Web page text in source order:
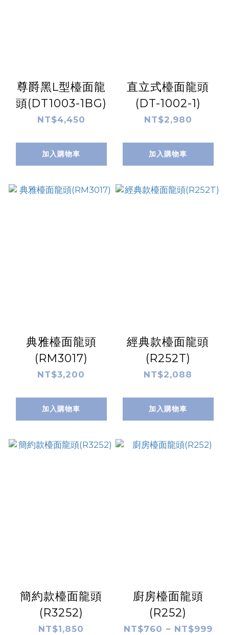
尊爵黑L型檯面龍
頭(DT1003-1BG)
NT$4,450
加入購物車
直立式檯面龍頭
(DT-1002-1)
NT$2,980
加入購物車
典雅檯面龍頭
(RM3017)
NT$3,200
加入購物車
經典款檯面龍頭
(R252T)
NT$2,088
加入購物車
簡約款檯面龍頭
(R3252)
NT$1,850
廚房檯面龍頭
(R252)
NT$760 ~ NT$999